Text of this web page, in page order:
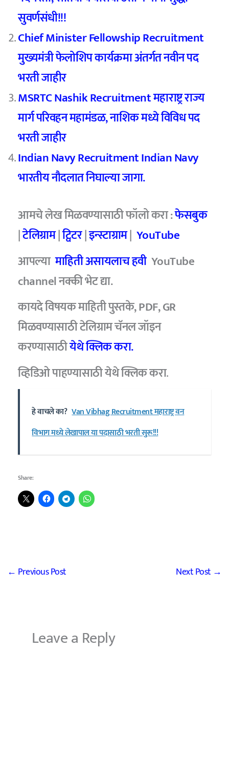
सुवर्णसंधी!!!
Chief Minister Fellowship Recruitment
मुख्यमंत्री फेलोशिप कार्यक्रमा अंतर्गत नवीन पद
भरती जाहीर
MSRTC Nashik Recruitment महाराष्ट्र राज्य
मार्ग परिवहन महामंडळ, नाशिक मध्ये विविध पद
भरती जाहीर
Indian Navy Recruitment Indian Navy
भारतीय नौदलात निघाल्या जागा.
आमचेलेख मिळवण्यासाठी फॉलो करा :फेसबुक
|टेलिग्राम|ट्विटर|इन्स्टाग्राम| YouTube
आपल्यामाहिती असायलाच हवी YouTube
channel नक्की भेट द्या.
कायदे विषयक माहिती पुस्तके, PDF, GR
मिळवण्यासाठी टेलिग्राम चॅनल जॉइन
करण्यासाठीयेथे क्लिक करा.
व्हिडिओ पाहण्यासाठीयेथे क्लिक करा.
हे वाचले का? Van Vibhag Recruitment महाराष्ट्र वन
विभाग मध्ये लेखापाल या पदासाठी भरती सुरू!!!
Share:
← Previous Post Next Post →
Leave a Reply